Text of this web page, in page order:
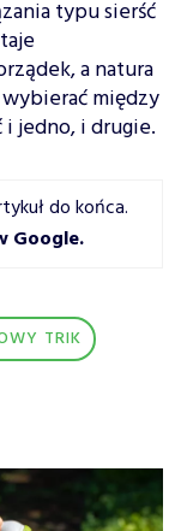
typu sierść
a natura
między
i jedno, i drugie.
do końca.
Google.
TRIK